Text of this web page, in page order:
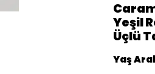
Yeşil
Üçlü
Yaş